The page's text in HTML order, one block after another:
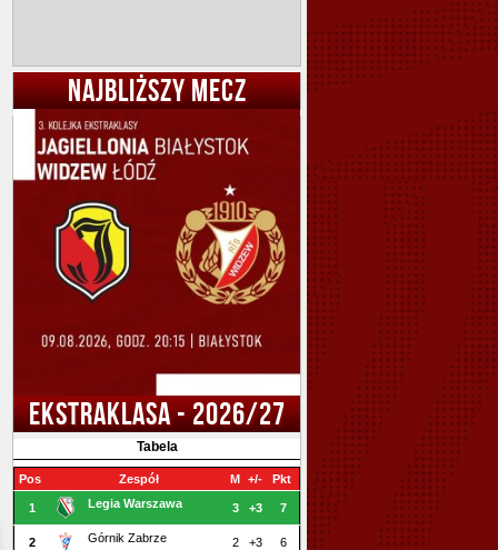
NAJBLIŻSZY MECZ
EKSTRAKLASA - 2026/27
Tabela
Pos Zespół M +/- Pkt
1 Legia Warszawa 3 +3 7
2 Górnik Zabrze 2 +3 6